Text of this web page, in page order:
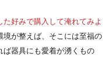
好みで購入して淹れてみよ
境が整えば、そこには至福の
ば器具にも愛着が湧くもの